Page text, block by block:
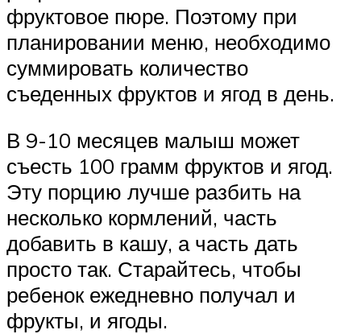
фруктовое пюре. Поэтому при
планировании меню, необходимо
суммировать количество
съеденных фруктов и ягод в день.
В 9-10 месяцев малыш может
съесть 100 грамм фруктов и ягод.
Эту порцию лучше разбить на
несколько кормлений, часть
добавить в кашу, а часть дать
просто так. Старайтесь, чтобы
ребенок ежедневно получал и
фрукты, и ягоды.